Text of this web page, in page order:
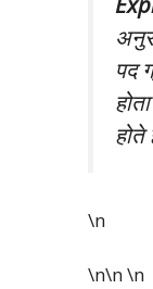
पद
\n
\n\n\n